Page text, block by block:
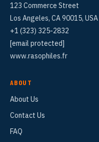
123 Commerce Street
Los Angeles, CA 90015, USA
+1 (323) 325-2832
[email protected]
www.rasophiles.fr
ABOUT
About Us
Contact Us
FAQ